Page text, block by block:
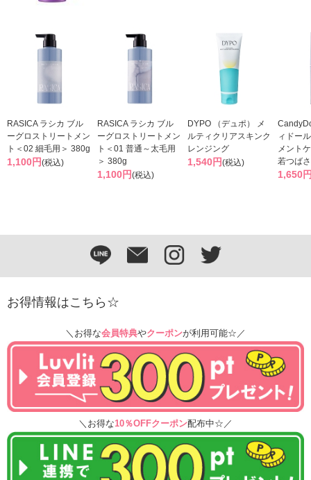
RASICA ラシカ ブル
ーグロストリートメン
ト＜02 細毛用＞ 380g
1,100円(税込)
RASICA ラシカ ブル
ーグロストリートメン
ト＜01 普通～太毛用
＞ 380g
1,100円(税込)
DYPO （デュポ） メ
ルティクリアスキンク
レンジング
1,540円(税込)
ィドー
メント
若つば
1,650
お得情報はこちら☆
＼お得な会員特典やクーポンが利用可能☆／
＼お得な10％OFFクーポン配布中☆／